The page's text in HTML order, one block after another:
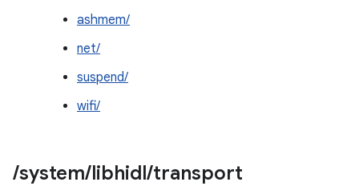
ashmem/
net/
suspend/
wifi/
/system/libhidl/transport